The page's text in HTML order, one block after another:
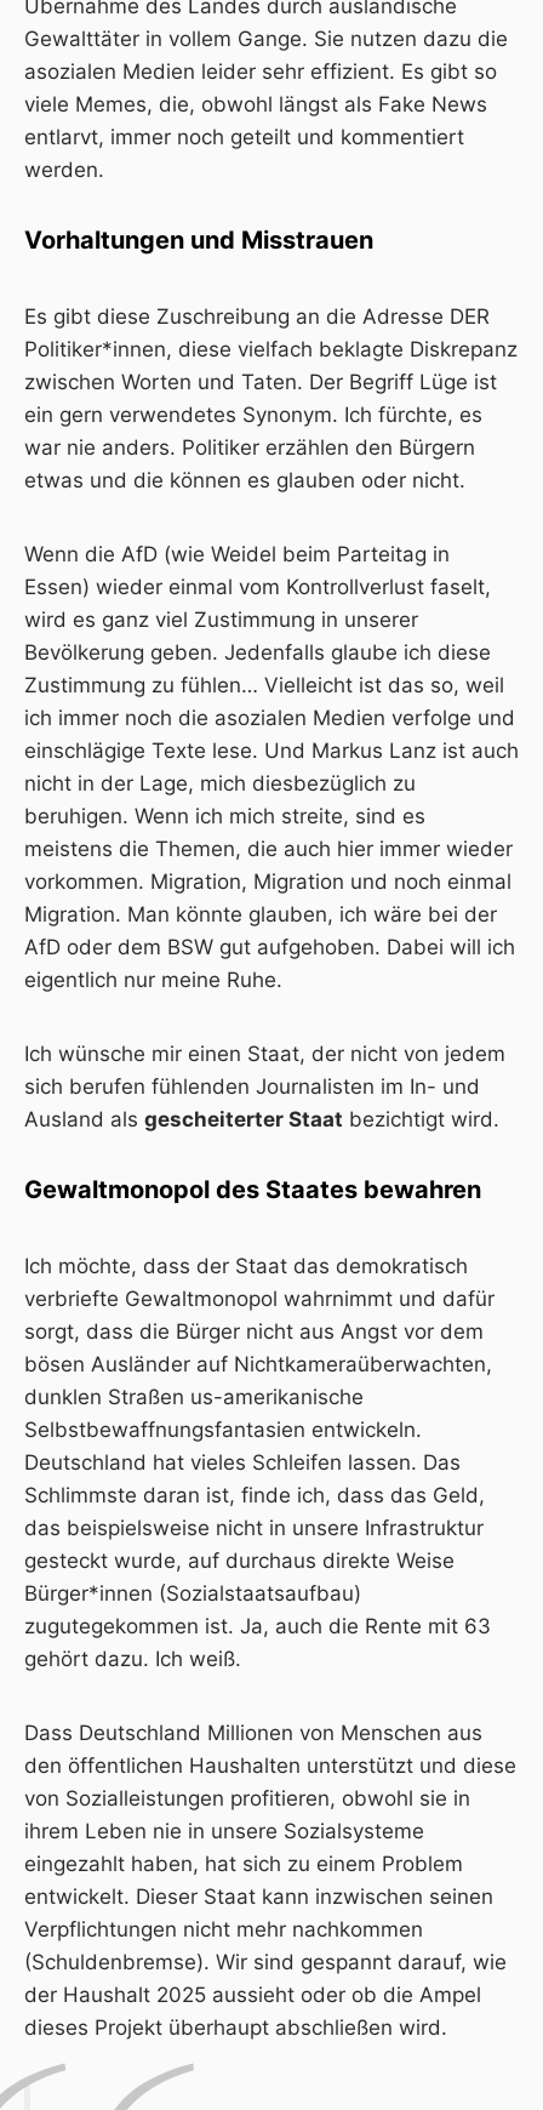
Übernahme des Landes durch ausländische
Gewalttäter in vollem Gange. Sie nutzen dazu die
asozialen Medien leider sehr effizient. Es gibt so
viele Memes, die, obwohl längst als Fake News
entlarvt, immer noch geteilt und kommentiert
werden.
Vorhaltungen und Misstrauen
Es gibt diese Zuschreibung an die Adresse DER
Politiker*innen, diese vielfach beklagte Diskrepanz
zwischen Worten und Taten. Der Begriff Lüge ist
ein gern verwendetes Synonym. Ich fürchte, es
war nie anders. Politiker erzählen den Bürgern
etwas und die können es glauben oder nicht.
Wenn die AfD (wie Weidel beim Parteitag in
Essen) wieder einmal vom Kontrollverlust faselt,
wird es ganz viel Zustimmung in unserer
Bevölkerung geben. Jedenfalls glaube ich diese
Zustimmung zu fühlen… Vielleicht ist das so, weil
ich immer noch die asozialen Medien verfolge und
einschlägige Texte lese. Und Markus Lanz ist auch
nicht in der Lage, mich diesbezüglich zu
beruhigen. Wenn ich mich streite, sind es
meistens die Themen, die auch hier immer wieder
vorkommen. Migration, Migration und noch einmal
Migration. Man könnte glauben, ich wäre bei der
AfD oder dem BSW gut aufgehoben. Dabei will ich
eigentlich nur meine Ruhe.
Ich wünsche mir einen Staat, der nicht von jedem
sich berufen fühlenden Journalisten im In- und
Ausland als gescheiterter Staat bezichtigt wird.
Gewaltmonopol des Staates bewahren
Ich möchte, dass der Staat das demokratisch
verbriefte Gewaltmonopol wahrnimmt und dafür
sorgt, dass die Bürger nicht aus Angst vor dem
bösen Ausländer auf Nichtkameraüberwachten,
dunklen Straßen us-amerikanische
Selbstbewaffnungsfantasien entwickeln.
Deutschland hat vieles Schleifen lassen. Das
Schlimmste daran ist, finde ich, dass das Geld,
das beispielsweise nicht in unsere Infrastruktur
gesteckt wurde, auf durchaus direkte Weise
Bürger*innen (Sozialstaatsaufbau)
zugutegekommen ist. Ja, auch die Rente mit 63
gehört dazu. Ich weiß.
Dass Deutschland Millionen von Menschen aus
den öffentlichen Haushalten unterstützt und diese
von Sozialleistungen profitieren, obwohl sie in
ihrem Leben nie in unsere Sozialsysteme
eingezahlt haben, hat sich zu einem Problem
entwickelt. Dieser Staat kann inzwischen seinen
Verpflichtungen nicht mehr nachkommen
(Schuldenbremse). Wir sind gespannt darauf, wie
der Haushalt 2025 aussieht oder ob die Ampel
dieses Projekt überhaupt abschließen wird.